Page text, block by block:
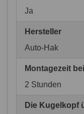
Ja
Hersteller
Auto-Hak
Montagezeit
2 Stunden
Die Kugelkopf